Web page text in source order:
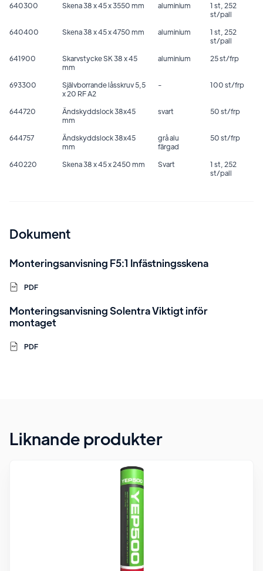
640300
Skena 38 x 45 x 3550 mm aluminium
1 st, 252
st/pall
640400
Skena 38 x 45 x 4750 mm aluminium
1 st, 252
st/pall
641900
Skarvstycke SK 38 x 45
mm
aluminium 25 st/frp
693300
Självborrande låsskruv 5,5
x 20 RF A2
- 100 st/frp
644720
Ändskyddslock 38x45
mm
svart 50 st/frp
644757
Ändskyddslock 38x45
mm
grå alu
färgad
50 st/frp
640220 Skena 38 x 45 x 2450 mm Svart
1 st, 252
st/pall
Dokument
Monteringsanvisning F5:1 Infästningsskena
PDF
Monteringsanvisning Solentra Viktigt inför
montaget
PDF
Liknande produkter